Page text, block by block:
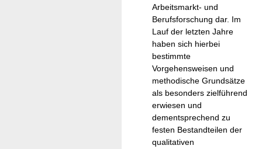
Arbeitsmarkt- und
Berufsforschung dar. Im
Lauf der letzten Jahre
haben sich hierbei
bestimmte
Vorgehensweisen und
methodische Grundsätze
als besonders zielführend
erwiesen und
dementsprechend zu
festen Bestandteilen der
qualitativen